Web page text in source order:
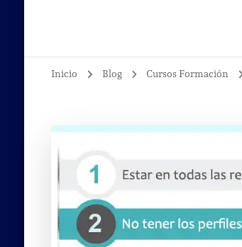
Inicio Blog Cursos Formación